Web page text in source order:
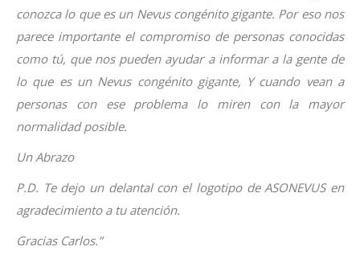
conozca lo que es un Nevus congénito gigante. Por eso nos
parece importante el compromiso de personas conocidas
como tú, que nos pueden ayudar a informar a la gente de
lo que es un Nevus congénito gigante, Y cuando vean a
personas con ese problema lo miren con la mayor
normalidad posible.
Un Abrazo
P.D. Te dejo un delantal con el logotipo de ASONEVUS en
agradecimiento a tu atención.
Gracias Carlos.”